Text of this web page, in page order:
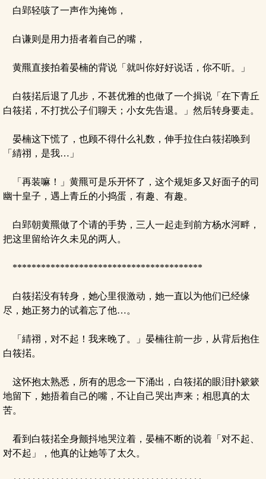
白郢轻咳了一声作为掩饰，
白谦则是用力捂者着自己的嘴，
黄羆直接拍着晏楠的背说「就叫你好好说话，你不听。」
白筱掿后退了几步，不甚优雅的也做了一个揖说「在下青丘
白筱掿，不打扰公子们聊天；小女先告退。」然后转身要走。
晏楠这下慌了，也顾不得什么礼数，伸手拉住白筱掿唤到
「綪祤，是我…」
「再装嘛！」黄羆可是乐开怀了，这个规矩多又好面子的司
幽十皇子，遇上青丘的小捣蛋，有趣、有趣。
白郢朝黄羆做了个请的手势，三人一起走到前方杨水河畔，
把这里留给许久未见的两人。
****************************************
白筱掿没有转身，她心里很激动，她一直以为他们已经缘
尽，她正努力的试着忘了他…。
「綪祤，对不起！我来晚了。」晏楠往前一步，从背后抱住
白筱掿。
这怀抱太熟悉，所有的思念一下涌出，白筱掿的眼泪扑簌簌
地留下，她捂着自己的嘴，不让自己哭出声来；相思真的太
苦。
看到白筱掿全身颤抖地哭泣着，晏楠不断的说着「对不起、
对不起」，他真的让她等了太久。